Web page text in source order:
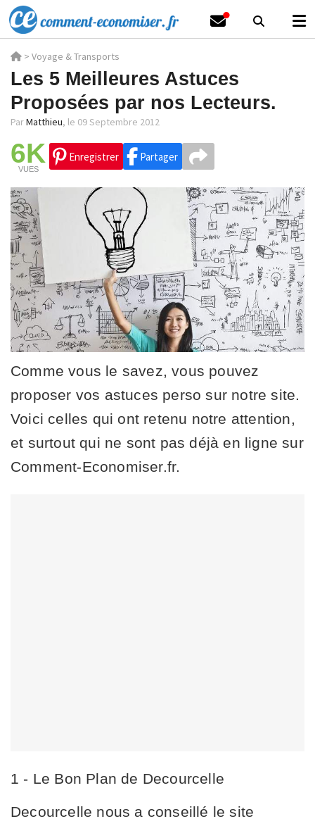
> Voyage & Transports
Les 5 Meilleures Astuces
Proposées par nos Lecteurs.
ParMatthieu, le 09 Septembre 2012
6K
VUES
Enregistrer Partager
Comme vous le savez, vous pouvez
proposer vos astuces perso sur notre site.
Voici celles qui ont retenu notre attention,
et surtout qui ne sont pas déjà en ligne sur
Comment-Economiser.fr.
1 - Le Bon Plan de Decourcelle
Decourcelle nous a conseillé le site